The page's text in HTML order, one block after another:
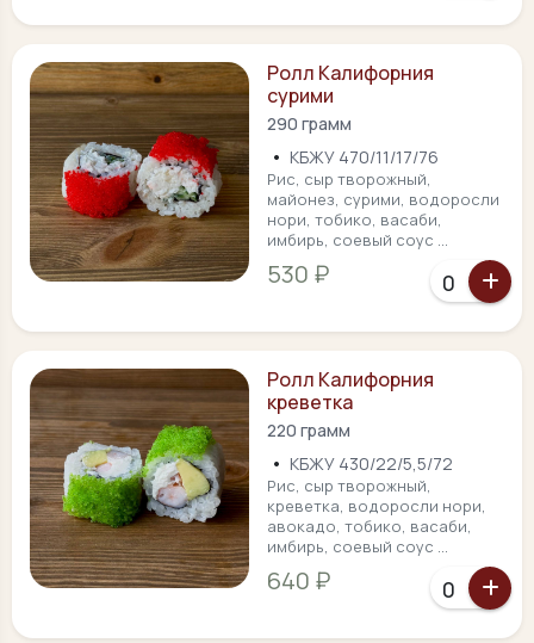
Ролл Калифорния
сурими
290 грамм
• КБЖУ 470/11/17/76
Рис, сыр творожный,
майонез, сурими, водоросли
нори, тобико, васаби,
имбирь, соевый соус ...
530 ₽
Ролл Калифорния
креветка
220 грамм
• КБЖУ 430/22/5,5/72
Рис, сыр творожный,
креветка, водоросли нори,
авокадо, тобико, васаби,
имбирь, соевый соус ...
640 ₽